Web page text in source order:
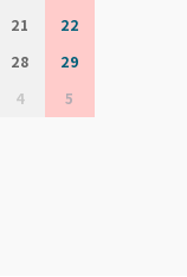
21
22
28
29
4 5